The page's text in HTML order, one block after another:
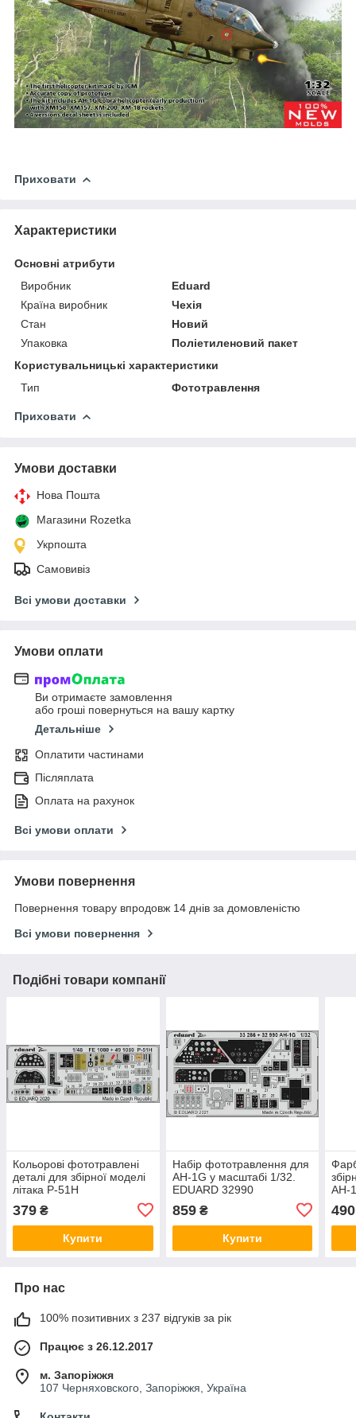
Приховати
Характеристики
Основні атрибути
Виробник
Eduard
Країна виробник
Чехія
Стан
Новий
Упаковка
Поліетиленовий пакет
Користувальницькі характеристики
Тип
Фототравлення
Приховати
Умови доставки
Нова Пошта
Магазини Rozetka
Укрпошта
Самовивіз
Всі умови доставки
Умови оплати
Ви отримаєте замовлення
або гроші повернуться на вашу картку
Детальніше
Оплатити частинами
Післяплата
Оплата на рахунок
Всі умови оплати
Умови повернення
Повернення товару впродовж 14 днів за домовленістю
Всі умови повернення
Подібні товари компанії
Кольорові фототравлені
деталі для збірної моделі
літака P-51H
(MODELSVIT) у масштабі
1/48. EDUARD FE1080
379 ₴
Купити
Набір фототравлення для
AH-1G у масштабі 1/32.
EDUARD 32990
859₴
Купити
AH-
490
Про нас
100% позитивних з 237 відгуків за рік
Працює з 26.12.2017
м. Запоріжжя
107 Черняховского, Запоріжжя, Україна